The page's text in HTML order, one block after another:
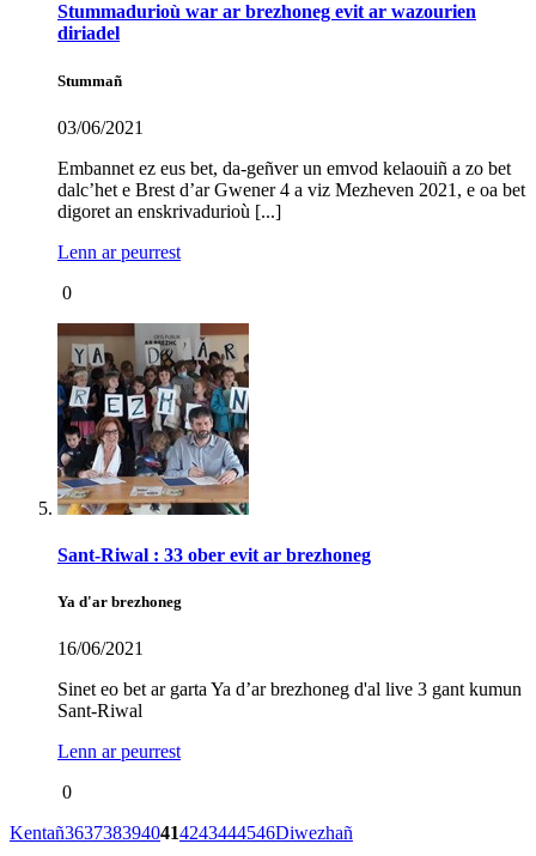
Stummadurioù war ar brezhoneg evit ar wazourien
diriadel
Stummañ
03/06/2021
Embannet ez eus bet, da-geñver un emvod kelaouiñ a zo bet
dalc’het e Brest d’ar Gwener 4 a viz Mezheven 2021, e oa bet
digoret an enskrivadurioù [...]
Lenn ar peurrest
0
Sant-Riwal : 33 ober evit ar brezhoneg
Ya d'ar brezhoneg
16/06/2021
Sinet eo bet ar garta Ya d’ar brezhoneg d'al live 3 gant kumun
Sant-Riwal
Lenn ar peurrest
0
Kentañ3637383940414243444546Diwezhañ